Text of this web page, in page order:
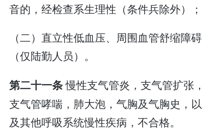
音的，经检查系生理性（条件兵除外）；
（二）直立性低血压、周围血管舒缩障碍
（仅陆勤人员）。
第二十一条慢性支气管炎，支气管扩张，
支气管哮喘，肺大泡，气胸及气胸史，以
及其他呼吸系统慢性疾病，不合格。